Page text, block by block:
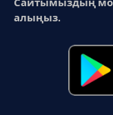
алыңыз.